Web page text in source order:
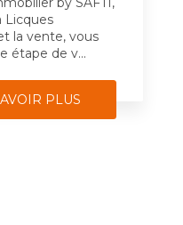
Licques
la vente, vous
étape de v...
PLUS